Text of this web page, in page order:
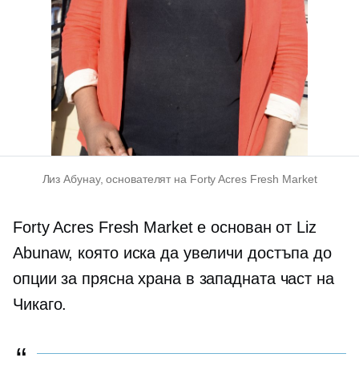
Лиз Абунау, основателят на Forty Acres Fresh Market
Forty Acres Fresh Market е основан от Liz
Abunaw, която иска да увеличи достъпа до
опции за прясна храна в западната част на
Чикаго.